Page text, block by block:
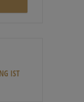
IST